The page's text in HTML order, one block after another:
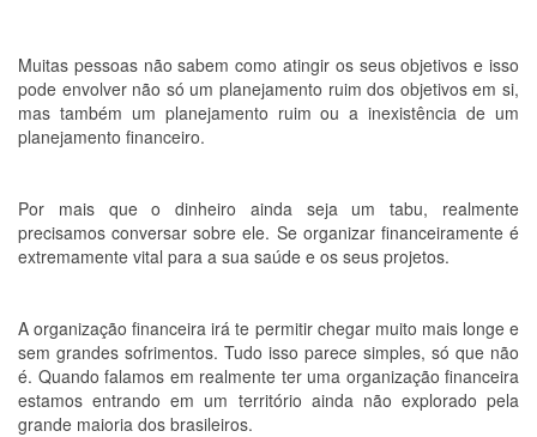
Muitas pessoas não sabem como atingir os seus objetivos e isso
pode envolver não só um planejamento ruim dos objetivos em si,
mas também um planejamento ruim ou a inexistência de um
planejamento financeiro.
Por mais que o dinheiro ainda seja um tabu, realmente
precisamos conversar sobre ele. Se organizar financeiramente é
extremamente vital para a sua saúde e os seus projetos.
A organização financeira irá te permitir chegar muito mais longe e
sem grandes sofrimentos. Tudo isso parece simples, só que não
é. Quando falamos em realmente ter uma organização financeira
estamos entrando em um território ainda não explorado pela
grande maioria dos brasileiros.